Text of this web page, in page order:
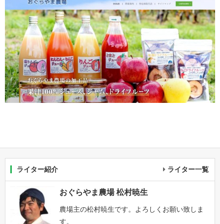
ライター紹介 ライター一覧
おぐらやま農場 松村暁生
農場主の松村暁生です。よろしくお願い致しま
す。